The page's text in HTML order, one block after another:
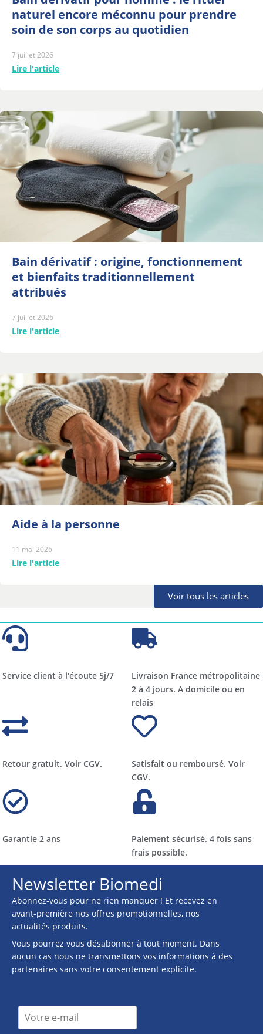
naturel encore méconnu pour prendre
soin de son corps au quotidien
7 juillet 2026
Lire l'article
Bain dérivatif : origine, fonctionnement
et bienfaits traditionnellement
attribués
7 juillet 2026
Lire l'article
Aide à la personne
11 mai 2026
Lire l'article
Voir tous les articles
Service client à l'écoute 5j/7
Livraison France métropolitaine
2 à 4 jours. A domicile ou en
relais​​
Retour gratuit. Voir CGV.
Satisfait ou remboursé. Voir
CGV.
Garantie 2 ans
Paiement sécurisé. 4 fois sans
frais possible.
Newsletter Biomedi
Abonnez-vous pour ne rien manquer ! Et recevez en
avant-première nos offres promotionnelles, nos
actualités produits.
Vous pourrez vous désabonner à tout moment. Dans
aucun cas nous ne transmettons vos informations à des
partenaires sans votre consentement explicite.
I